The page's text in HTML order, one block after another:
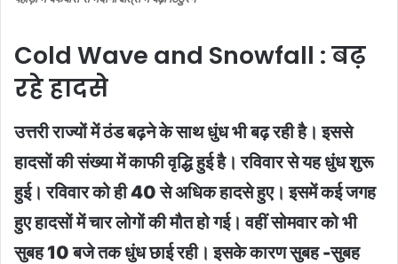
Cold Wave and Snowfall : बढ़
रहे हादसे
उत्तरी राज्यों में ठंड बढ़ने के साथ धुंध भी बढ़ रही है। इससे
हादसों की संख्या में काफी वृद्धि हुई है। रविवार से यह धुंध शुरू
हुई। रविवार को ही 40 से अधिक हादसे हुए। इसमें कई जगह
हुए हादसों में चार लोगों की मौत हो गई। वहीं सोमवार को भी
सुबह 10 बजे तक धुंध छाई रही। इसके कारण सुबह -सुबह